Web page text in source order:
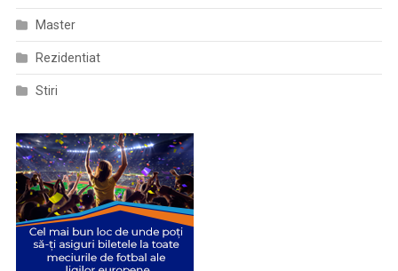
Master
Rezidentiat
Stiri